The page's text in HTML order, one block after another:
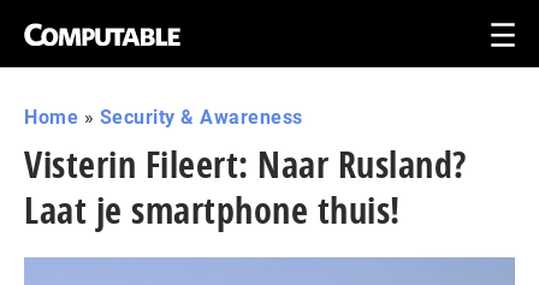
Home » Security & Awareness
Visterin Fileert: Naar Rusland?
Laat je smartphone thuis!